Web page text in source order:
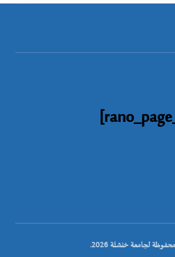
لجامعة خنشلة 2026.